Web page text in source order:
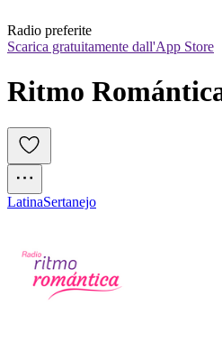
Radio preferite
Scarica gratuitamente dall'App Store
Ritmo
LatinaSertanejo